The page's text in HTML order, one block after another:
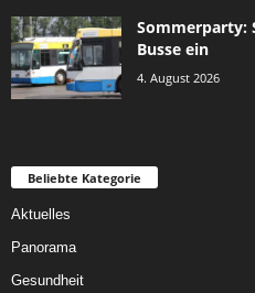
Sommerparty:
Busse ein
4. August 2026
Beliebte Kategorie
Aktuelles
Panorama
Gesundheit